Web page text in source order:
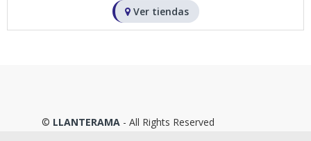
Ver tiendas
© LLANTERAMA - All Rights Reserved